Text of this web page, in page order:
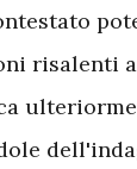
risalenti